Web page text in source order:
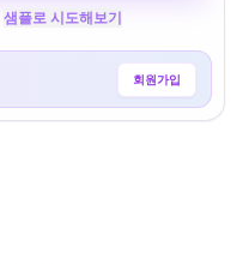
샘플로 시도해보기
회원가입